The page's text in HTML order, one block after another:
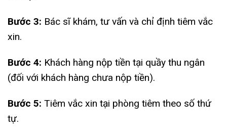
Bước 3: Bác sĩ khám, tư vấn và chỉ định tiêm vắc
xin.
Bước 4: Khách hàng nộp tiền tại quầy thu ngân
(đối với khách hàng chưa nộp tiền).
Bước 5: Tiêm vắc xin tại phòng tiêm theo số thứ
tự.